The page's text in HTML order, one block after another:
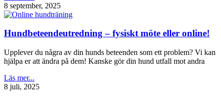
8 september, 2025
Hundbeteendeutredning – fysiskt möte eller online!
Upplever du några av din hunds beteenden som ett problem? Vi kan
hjälpa er att ändra på dem! Kanske gör din hund utfall mot andra
Läs mer...
8 juli, 2025